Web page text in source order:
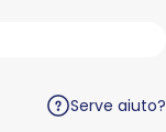
su Pinterest
WhatsApp
via e-mail
Serve aiuto?